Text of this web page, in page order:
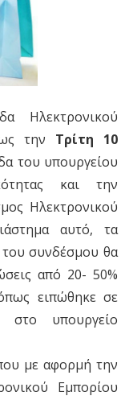
Ηλεκτρονικού
την Τρίτη 10
του υπουργείου
και την
Ηλεκτρονικού
αυτό, τα
του συνδέσμου θα
από 20- 50%
ειπώθηκε σε
στο υπουργείο
με αφορμή την
Εμπορίου